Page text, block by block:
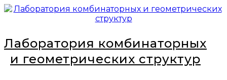
Перейти
Лаборатория комбинаторных
и геометрических структур